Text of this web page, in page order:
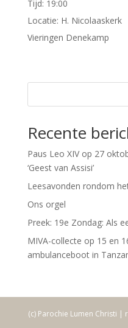
Tijd: 19:00
Locatie: H. Nicolaaskerk
Vieringen Denekamp
Recente
Paus Leo XIV op 27
‘Geest van Assisi’
Leesavonden rondom
Ons orgel
Preek: 19e Zondag: Als
MIVA-collecte op 15 en
ambulanceboot in
(c) Parochie Lumen Christi |